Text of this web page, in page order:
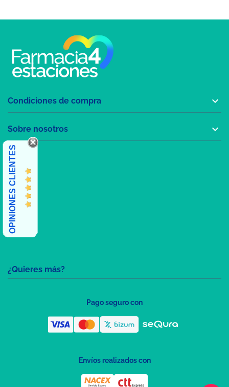
¿Quieres más?
Condiciones de compra 
Sobre nosotros 
OPINIONES CLIENTES
Pago seguro con
Envíos realizados con